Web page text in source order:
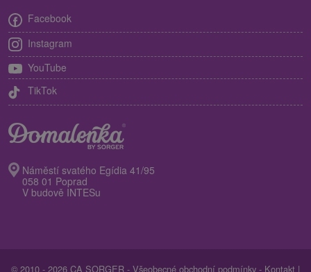
Facebook
Instagram
YouTube
TikTok
Náměstí svatého Egídia 41/95
058 01 Poprad
V budově INTESu
© 2010 - 2026 CA SORGER - Všeobecné obchodní podmínky - Kontakt |